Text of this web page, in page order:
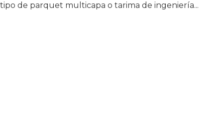
tipo de parquet multicapa o tarima de ingeniería...